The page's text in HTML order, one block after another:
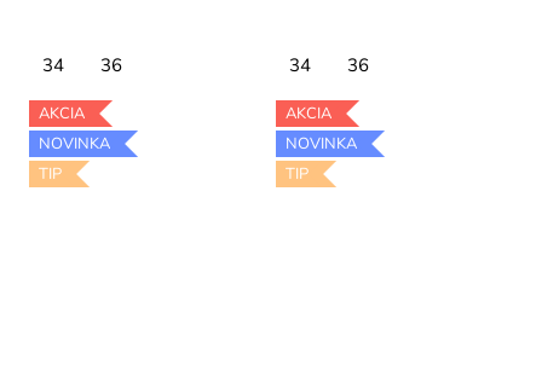
34 36 34 36
AKCIA
NOVINKA
TIP
AKCIA
NOVINKA
TIP